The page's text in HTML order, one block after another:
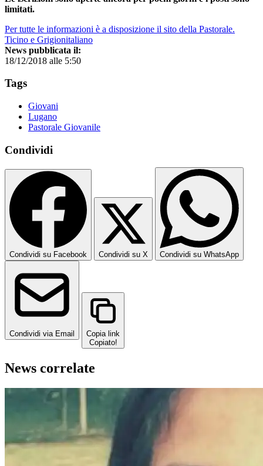
limitati.
Per tutte le informazioni è a disposizione il sito della Pastorale.
Ticino e Grigionitaliano
News pubblicata il:
18/12/2018 alle 5:50
Tags
Giovani
Lugano
Pastorale Giovanile
Condividi
Condividi su Facebook Condividi su X Condividi su WhatsApp
Condividi via Email
Copia link
Copiato!
News correlate